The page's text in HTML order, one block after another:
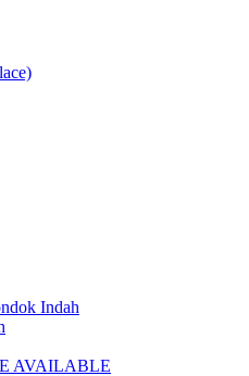
Indah
AVAILABLE